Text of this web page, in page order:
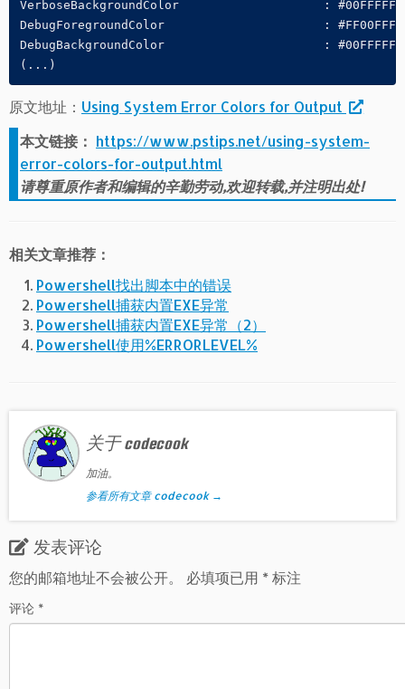
VerboseBackgroundColor                    : #00FFFFFF
DebugForegroundColor                      : #FF00FFFF
DebugBackgroundColor                      : #00FFFFFF
原文地址： Using System Error Colors for Output
本文链接： https://www.pstips.net/using-system-
error-colors-for-output.html
请尊重原作者和编辑的辛勤劳动,欢迎转载,并注明出处!
相关文章推荐：
Powershell找出脚本中的错误
Powershell捕获内置EXE异常
Powershell捕获内置EXE异常（2）
Powershell使用%ERRORLEVEL%
关于 codecook
加油。
参看所有文章 codecook →
发表评论
您的邮箱地址不会被公开。
必填项已用 *标注
评论 *